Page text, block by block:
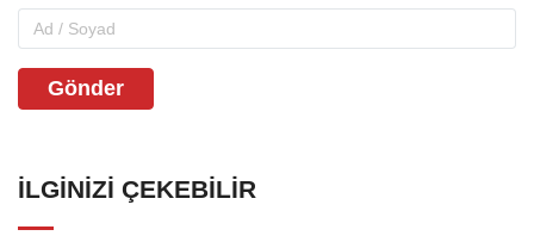
Gönder
İLGINIZI ÇEKEBILIR